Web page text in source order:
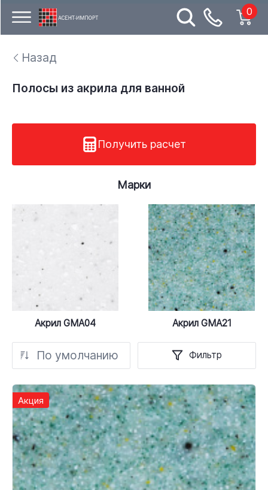
0
Назад
Полосы из акрила для ванной
Получить расчет
Марки
Акрил GMA04 Акрил GMA21
По умолчанию Фильтр
Акция